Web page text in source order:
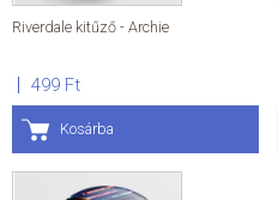
Riverdale kitűző - Archie
499 Ft
Kosárba